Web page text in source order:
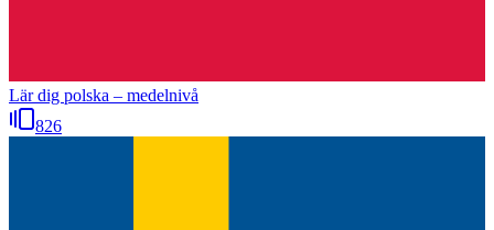
Lär dig polska – medelnivå
826